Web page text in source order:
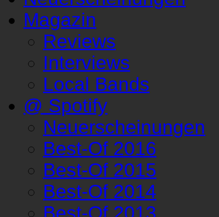
Magazin
Reviews
Interviews
Local Bands
@ Spotify
Neuerscheinungen
Best-Of 2016
Best-Of 2015
Best-Of 2014